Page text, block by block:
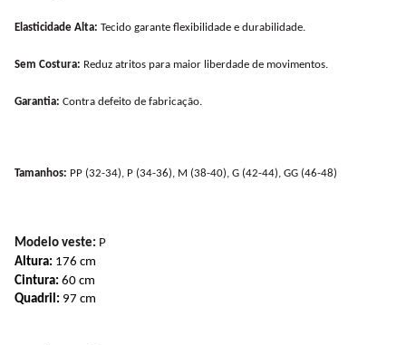
Elasticidade Alta: Tecido garante flexibilidade e durabilidade.
Sem Costura: Reduz atritos para maior liberdade de movimentos.
Garantia: Contra defeito de fabricação.
Tamanhos: PP (32-34), P (34-36), M (38-40), G (42-44), GG (46-48)
Modelo veste: P
Altura: 176 cm
Cintura: 60 cm
Quadril: 97 cm